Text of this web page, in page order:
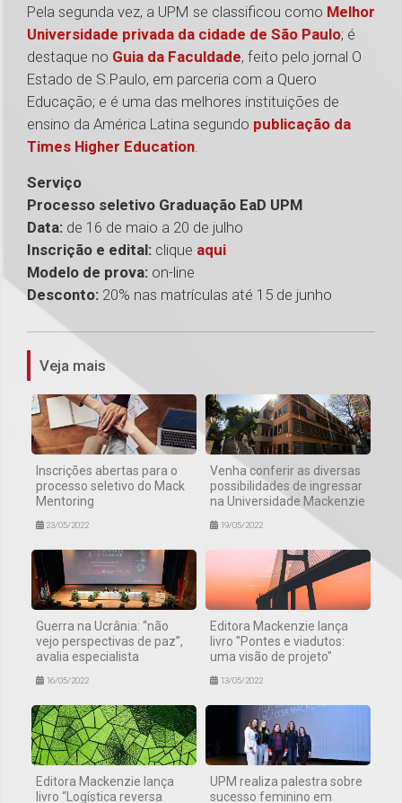
Pela segunda vez, a UPM se classificou como Melhor
Universidade privada da cidade de São Paulo; é
destaque no Guia da Faculdade, feito pelo jornal O
Estado de S.Paulo, em parceria com a Quero
Educação; e é uma das melhores instituições de
ensino da América Latina segundo publicação da
Times Higher Education.
Serviço
Processo seletivo Graduação EaD UPM
Data: de 16 de maio a 20 de julho
Inscrição e edital: clique aqui
Modelo de prova: on-line
Desconto: 20% nas matrículas até 15 de junho
1
Veja mais
Inscrições abertas para o
processo seletivo do Mack
Mentoring
23/05/2022
Venha conferir as diversas
possibilidades de ingressar
na Universidade Mackenzie
19/05/2022
Guerra na Ucrânia: “não
vejo perspectivas de paz”,
avalia especialista
16/05/2022
Editora Mackenzie lança
livro "Pontes e viadutos:
uma visão de projeto"
13/05/2022
Editora Mackenzie lança
livro “Logística reversa
UPM realiza palestra sobre
sucesso feminino em